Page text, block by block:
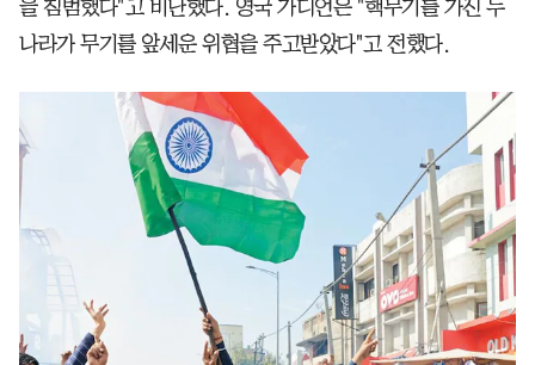
을 침범했다"고 비난했다. 영국 가디언은 "핵무기를 가진 두
나라가 무기를 앞세운 위협을 주고받았다"고 전했다.